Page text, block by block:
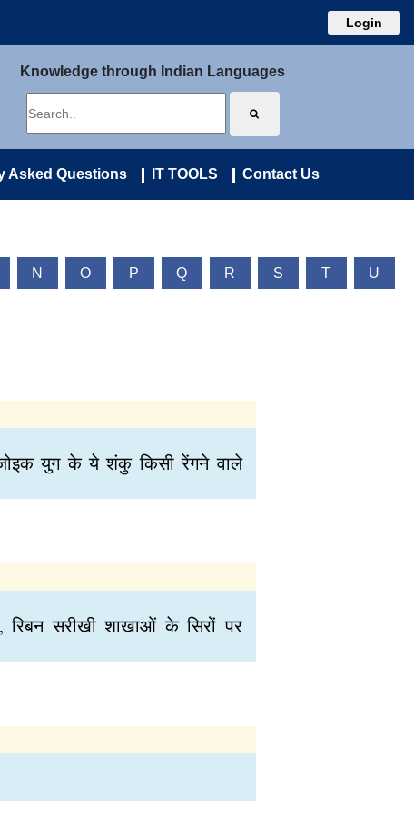
Login
Knowledge through Indian Languages
Asked Questions IT TOOLS Contact Us
N O P Q R S T U
युग के ये शंकु किसी रेंगने वाले
रिबन सरीखी शाखाओं के सिरों पर